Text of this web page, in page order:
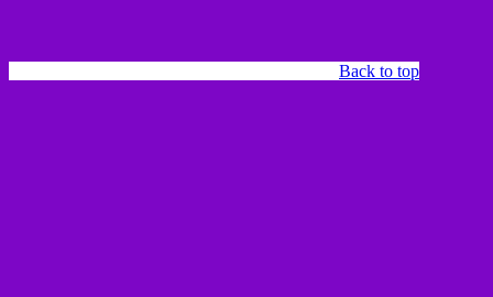
Back to top